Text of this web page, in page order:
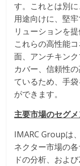
す。これとは別
用途向けに、堅
リューションを
これらの高性能
面、アンチキン
カバー、信頼性
ているため、手
ができます。
主要市場のセグ
IMARC Groupは
ネクター市場の
ドの分析、およ